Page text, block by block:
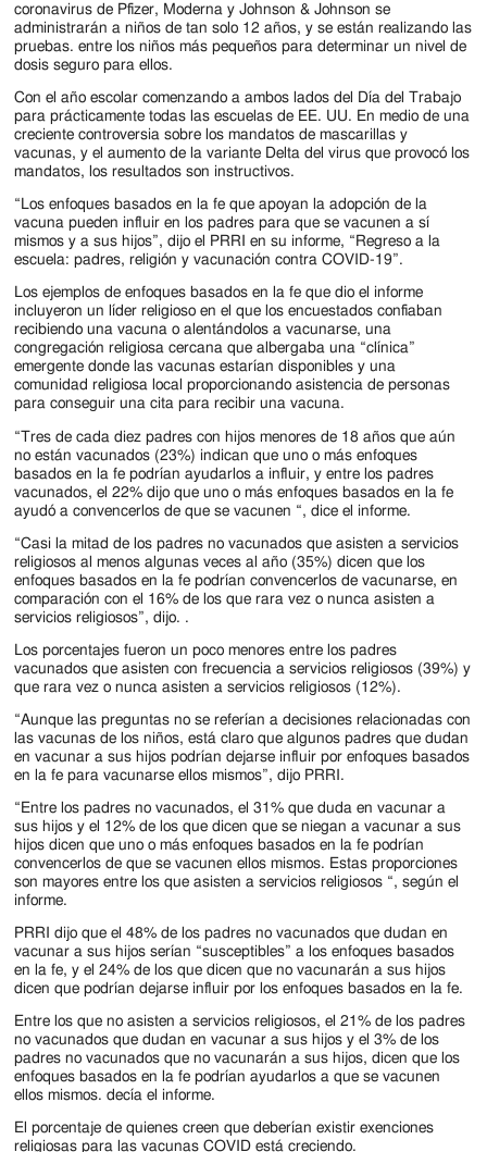
coronavirus de Pfizer, Moderna y Johnson & Johnson se
administrarán a niños de tan solo 12 años, y se están realizando las
pruebas. entre los niños más pequeños para determinar un nivel de
dosis seguro para ellos.
Con el año escolar comenzando a ambos lados del Día del Trabajo
para prácticamente todas las escuelas de EE. UU. En medio de una
creciente controversia sobre los mandatos de mascarillas y
vacunas, y el aumento de la variante Delta del virus que provocó los
mandatos, los resultados son instructivos.
“Los enfoques basados ​​en la fe que apoyan la adopción de la
vacuna pueden influir en los padres para que se vacunen a sí
mismos y a sus hijos”, dijo el PRRI en su informe, “Regreso a la
escuela: padres, religión y vacunación contra COVID-19”.
Los ejemplos de enfoques basados ​​en la fe que dio el informe
incluyeron un líder religioso en el que los encuestados confiaban
recibiendo una vacuna o alentándolos a vacunarse, una
congregación religiosa cercana que albergaba una “clínica”
emergente donde las vacunas estarían disponibles y una
comunidad religiosa local proporcionando asistencia de personas
para conseguir una cita para recibir una vacuna.
“Tres de cada diez padres con hijos menores de 18 años que aún
no están vacunados (23%) indican que uno o más enfoques
basados ​​en la fe podrían ayudarlos a influir, y entre los padres
vacunados, el 22% dijo que uno o más enfoques basados ​​en la fe
ayudó a convencerlos de que se vacunen “, dice el informe.
“Casi la mitad de los padres no vacunados que asisten a servicios
religiosos al menos algunas veces al año (35%) dicen que los
enfoques basados ​​en la fe podrían convencerlos de vacunarse, en
comparación con el 16% de los que rara vez o nunca asisten a
servicios religiosos”, dijo. .
Los porcentajes fueron un poco menores entre los padres
vacunados que asisten con frecuencia a servicios religiosos (39%) y
que rara vez o nunca asisten a servicios religiosos (12%).
“Aunque las preguntas no se referían a decisiones relacionadas con
las vacunas de los niños, está claro que algunos padres que dudan
en vacunar a sus hijos podrían dejarse influir por enfoques basados
​​en la fe para vacunarse ellos mismos”, dijo PRRI.
“Entre los padres no vacunados, el 31% que duda en vacunar a
sus hijos y el 12% de los que dicen que se niegan a vacunar a sus
hijos dicen que uno o más enfoques basados ​​en la fe podrían
convencerlos de que se vacunen ellos mismos. Estas proporciones
son mayores entre los que asisten a servicios religiosos “, según el
informe.
PRRI dijo que el 48% de los padres no vacunados que dudan en
vacunar a sus hijos serían “susceptibles” a los enfoques basados ​​
en la fe, y el 24% de los que dicen que no vacunarán a sus hijos
dicen que podrían dejarse influir por los enfoques basados ​​en la fe.
Entre los que no asisten a servicios religiosos, el 21% de los padres
no vacunados que dudan en vacunar a sus hijos y el 3% de los
padres no vacunados que no vacunarán a sus hijos, dicen que los
enfoques basados ​​en la fe podrían ayudarlos a que se vacunen
ellos mismos. decía el informe.
El porcentaje de quienes creen que deberían existir exenciones
religiosas para las vacunas COVID está creciendo.